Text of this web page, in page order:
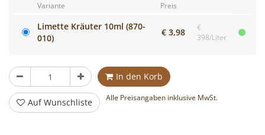
mixen!
Variante Preis
Limette Kräuter 10ml (870-
010)
€ 3,98
€
398/Liter
Stück In den Korb
Auf Wunschliste Alle Preisangaben inklusive MwSt.